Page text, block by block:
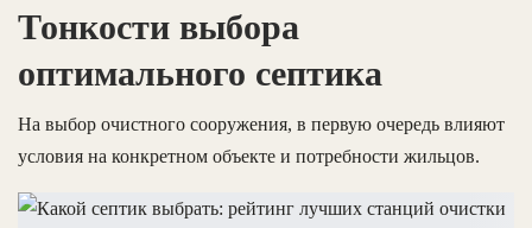
Тонкости выбора
оптимального септика
На выбор очистного сооружения, в первую очередь влияют
условия на конкретном объекте и потребности жильцов.